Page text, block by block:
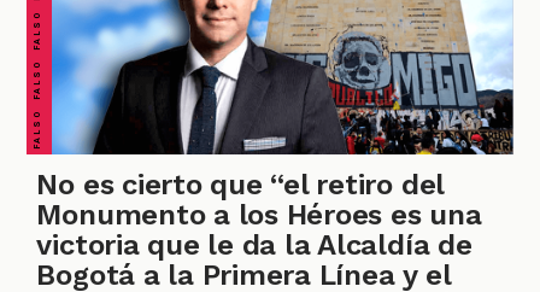
No es cierto que “el retiro del
Monumento a los Héroes es una
victoria que le da la Alcaldía de
Bogotá a la Primera Línea y el